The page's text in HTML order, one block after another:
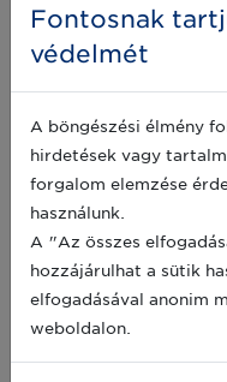
Fontosnak
védelmét
A böngészési élmény
hirdetések vagy
forgalom elemzése
használunk.
A "Az összes
hozzájárulhat a sütik
elfogadásával anonim
weboldalon.